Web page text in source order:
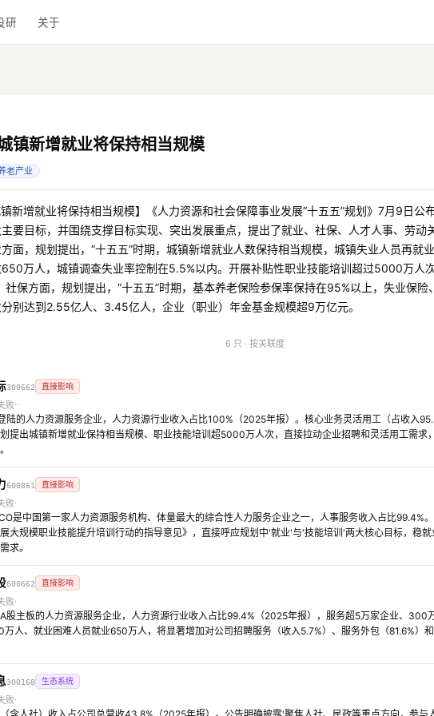
研 关于
镇新增就业将保持相当规模
老产业
镇新增就业将保持相当规模】《人力资源和社会保障事业发展“十五五”规划》7月9日公
要目标，并围绕支撑目标实现、突出发展重点，提出了就业、社保、人才人事、劳动
面，规划提出，“十五五”时期，城镇新增就业人数保持相当规模，城镇失业人员再就
650万人，城镇调查失业率控制在5.5%以内。开展补贴性职业技能培训超过5000万人
社保方面，规划提出，“十五五”时期，基本养老保险参保率保持在95%以上，失业保
别达到2.55亿人、3.45亿人，企业（职业）年金基金规模超9万亿元。
6 只 · 按关联度
300662 直接影响
败
陆的人力资源服务企业，人力资源行业收入占比100%（2025年报）。核心业务灵活用工（占收入
提出城镇新增就业保持相当规模、职业技能培训超5000万人次，直接拉动企业招聘和灵活用工需求
600861 直接影响
败
是中国第一家人力资源服务机构、体量最大的综合性人力服务企业之一，人事服务收入占比99.4%
展大规模职业技能提升培训行动的指导意见》，直接呼应规划中'就业'与'技能培训'两大核心目标，稳
求。
600662 直接影响
败
股主板的人力资源服务企业，人力资源行业收入占比99.4%（2025年报），服务超5万家企业、300
人、就业困难人员就业650万人，将显著增加对公司招聘服务（收入5.7%）、服务外包（81.6%）
300168 生态系统
败